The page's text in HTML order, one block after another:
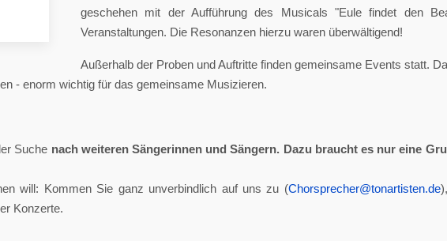
geschehen mit der Aufführung des Musicals "Eule findet den
Veranstaltungen. Die Resonanzen hierzu waren überwältigend!
Außerhalb der Proben und Auftritte finden gemeinsame Events statt.
- enorm wichtig für das gemeinsame Musizieren.
Suche nach weiteren Sängerinnen und Sängern. Dazu braucht es nur eine
will: Kommen Sie ganz unverbindlich auf uns zu (Chorsprecher@tonartisten.de
Konzerte.